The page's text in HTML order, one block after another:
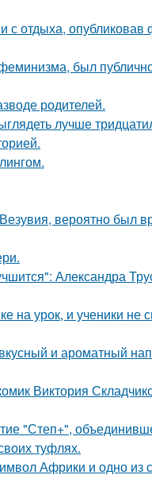
отдыха, опубликовав
был
родителей.
лучше
вероятно был
Александра
на урок, и ученики не
и ароматный
Виктория
"Степ+",
туфлях.
Африки и одно из